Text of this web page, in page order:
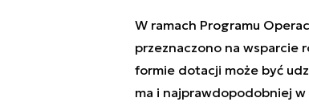
W ramach Programu
przeznaczono na wsparcie
formie dotacji może być
ma i najprawdopodobniej